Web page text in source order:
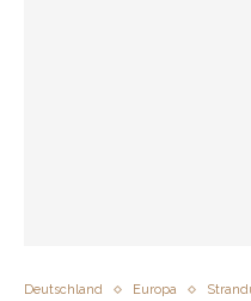
Deutschland Europa